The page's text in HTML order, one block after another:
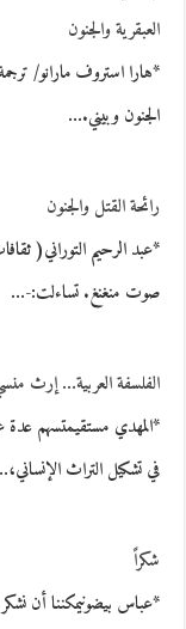
العبقرية والجنون
*هارا استروف مارانو/
الجنون وبيني.…
رائحة القتل والجنون
*عبد الرحيم التوراني(
صوت منغنغ. تساءلت:-…
الفلسفة العربية… إرث
*المهدي مستقيمتسهم عدة
في تشكيل التراث
شكراً
*عباس بيضونيمكننا أن